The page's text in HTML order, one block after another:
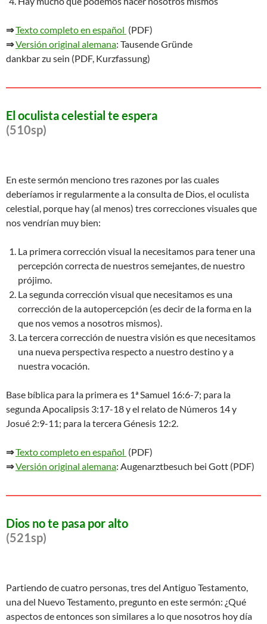
⇒Texto completo en español (PDF)
⇒Versión original alemana: Tausende Gründe
dankbar zu sein (PDF, Kurzfassung)
El oculista celestial te espera
(510sp)
En este sermón menciono tres razones por las cuales
deberíamos ir regularmente a la consulta de Dios, el oculista
celestial, porque hay (al menos) tres correcciones visuales que
nos vendrían muy bien:
La primera corrección visual la necesitamos para tener una
percepción correcta de nuestros semejantes, de nuestro
prójimo.
La segunda corrección visual que necesitamos es una
corrección de la autopercepción (es decir de la forma en la
que nos vemos a nosotros mismos).
La tercera corrección de nuestra visión es que necesitamos
una nueva perspectiva respecto a nuestro destino y a
nuestra vocación.
Base bíblica para la primera es 1ª Samuel 16:6-7; para la
segunda Apocalipsis 3:17-18 y el relato de Números 14 y
Josué 2:9-11; para la tercera Génesis 12:2.
⇒Texto completo en español (PDF)
⇒Versión original alemana: Augenarztbesuch bei Gott (PDF)
Dios no te pasa por alto
(521sp)
Partiendo de cuatro personas, tres del Antiguo Testamento,
una del Nuevo Testamento, pregunto en este sermón: ¿Qué
aspectos de entonces son similares a lo que nosotros hoy día